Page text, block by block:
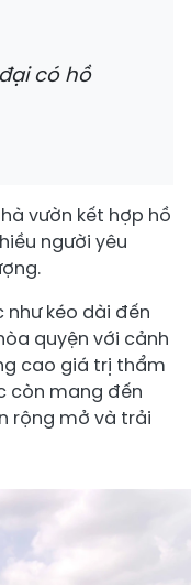
có hồ
vườn kết hợp hồ
người yêu
kéo dài đến
quyện với cảnh
cao giá trị thẩm
còn mang đến
rộng mở và trải